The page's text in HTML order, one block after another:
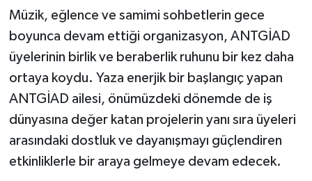
Müzik, eğlence ve samimi sohbetlerin gece
boyunca devam ettiği organizasyon, ANTGİAD
üyelerinin birlik ve beraberlik ruhunu bir kez daha
ortaya koydu. Yaza enerjik bir başlangıç yapan
ANTGİAD ailesi, önümüzdeki dönemde de iş
dünyasına değer katan projelerin yanı sıra üyeleri
arasındaki dostluk ve dayanışmayı güçlendiren
etkinliklerle bir araya gelmeye devam edecek.